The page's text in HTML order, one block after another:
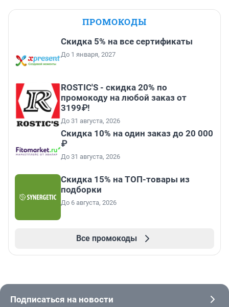
ПРОМОКОДЫ
Скидка 5% на все сертификаты
До 1 января, 2027
ROSTIC'S - скидка 20% по
промокоду на любой заказ от
3199₽!
До 31 августа, 2026
Скидка 10% на один заказ до 20 000
₽
До 31 августа, 2026
Скидка 15% на ТОП-товары из
подборки
До 6 августа, 2026
Все промокоды
Подписаться на новости